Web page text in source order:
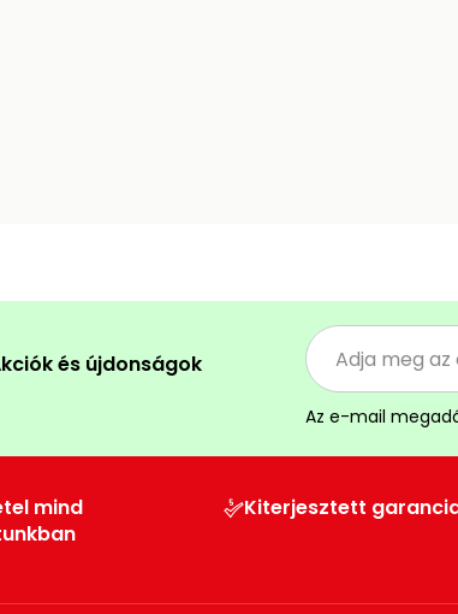
és újdonságok
Az e-mail
mind
Kiterjesztett